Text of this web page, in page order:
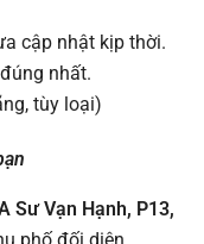
cập nhật kịp thời.
nhất.
tùy loại)
Sư Vạn Hạnh, P13,